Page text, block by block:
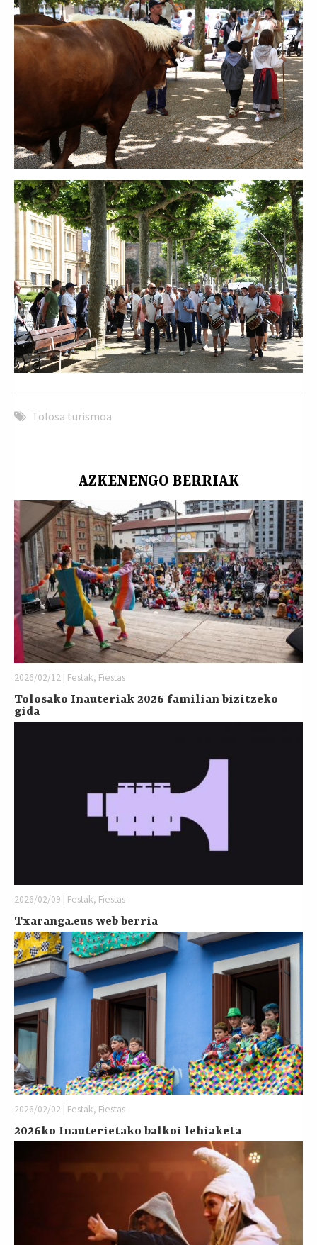
Tolosa turismoa
AZKENENGO BERRIAK
2026/02/12 | Festak, Fiestas
Tolosako Inauteriak 2026 familian bizitzeko
gida
2026/02/09 | Festak, Fiestas
Txaranga.eus web berria
2026/02/02 | Festak, Fiestas
2026ko Inauterietako balkoi lehiaketa